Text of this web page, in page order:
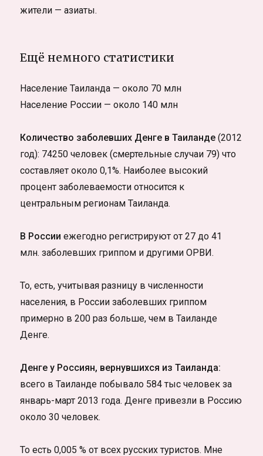
жители — азиаты.
Ещё немного статистики
Население Таиланда — около 70 млн
Население России — около 140 млн
Количество заболевших Денге в Таиланде (2012
год): 74250 человек (смертельные случаи 79) что
составляет около 0,1%. Наиболее высокий
процент заболеваемости относится к
центральным регионам Таиланда.
В России ежегодно регистрируют от 27 до 41
млн. заболевших гриппом и другими ОРВИ.
То, есть, учитывая разницу в численности
населения, в России заболевших гриппом
примерно в 200 раз больше, чем в Таиланде
Денге.
Денге у Россиян, вернувшихся из Таиланда:
всего в Таиланде побывало 584 тыс человек за
январь-март 2013 года. Денге привезли в Россию
около 30 человек.
То есть 0,005 % от всех русских туристов. Мне